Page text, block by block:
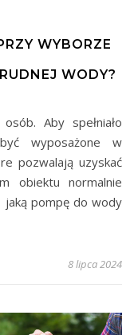
WYBORZE
WODY?
wyposażone w
pozwalają uzyskać
obiektu normalnie
jaką pompę do wody
8 lipca 2024